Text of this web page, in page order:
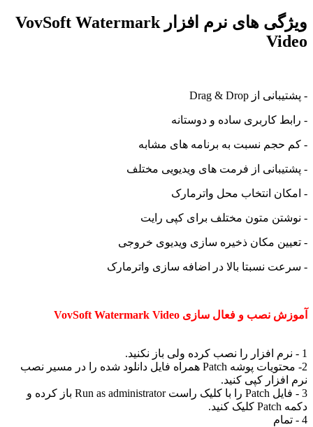
ویژگی های نرم افزار VovSoft Watermark
Video
- پشتیبانی از Drag & Drop
- رابط کاربری ساده و دوستانه
- کم حجم نسبت به برنامه های مشابه
- پشتیبانی از فرمت های ویدیویی مختلف
- امکان انتخاب محل واترمارک
- نوشتن متون مختلف برای کپی رایت
- تعیین مکان ذخیره سازی ویدیوی خروجی
- سرعت نسبتا بالا در اضافه سازی واترمارک
آموزش نصب و فعال سازی VovSoft Watermark Video
1 - نرم افزار را نصب کرده ولی باز نکنید.
2- محتویات پوشه Patch همراه فایل دانلود شده را در مسیر نصب
نرم افزار کپی کنید.
3 - فایل Patch را با کلیک راست Run as administrator باز کرده و
دکمه Patch کلیک کنید.
4 - تمام